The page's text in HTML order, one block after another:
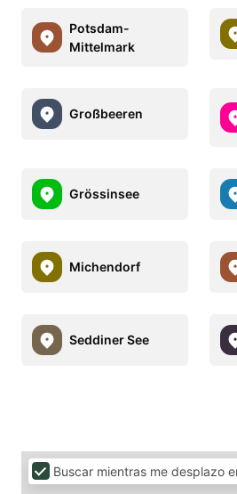
Potsdam-
Mittelmark
Großbeeren
Grössinsee
Michendorf
Seddiner See
Buscar mientras me desplazo